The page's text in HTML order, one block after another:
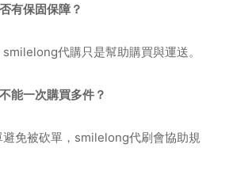
有保固保障？
代購只是幫助購買與運送。
能一次購買多件？
免被砍單，smilelong代刷會協助規